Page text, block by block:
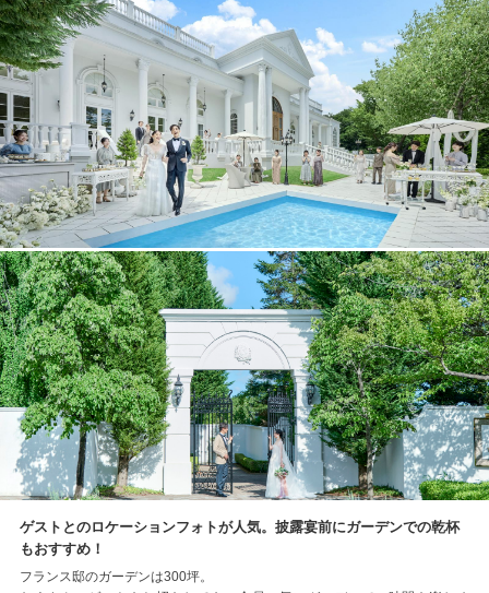
ゲストとのロケーションフォトが人気。披露宴前にガーデンでの乾杯
もおすすめ！
フランス邸のガーデンは300坪。